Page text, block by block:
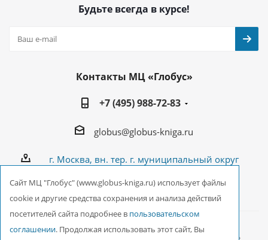
Будьте всегда в курсе!
Контакты МЦ «Глобус»
+7 (495) 988-72-83
globus@globus-kniga.ru
г. Москва, вн. тер. г. муниципальный округ
2026 © ООО Межрегиональный Центр «Глобус»
Cайт МЦ "Глобус" (www.globus-kniga.ru) использует файлы
cookie и другие средства сохранения и анализа действий
посетителей сайта подробнее в пользовательском
соглашении. Продолжая использовать этот сайт, Вы